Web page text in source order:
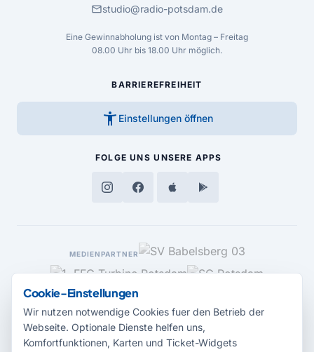
mailstudio@radio-potsdam.de
Eine Gewinnabholung ist von Montag – Freitag
08.00 Uhr bis 18.00 Uhr möglich.
BARRIEREFREIHEIT
accessibility_new Einstellungen öffnen
FOLGE UNS UNSERE APPS
MEDIENPARTNER
Cookie-Einstellungen
Wir nutzen notwendige Cookies fuer den Betrieb der
Webseite. Optionale Dienste helfen uns,
Komfortfunktionen, Karten und Ticket-Widgets